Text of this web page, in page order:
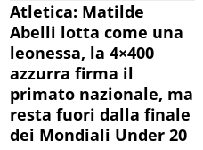
Atletica: Matilde
Abelli lotta come una
leonessa, la 4×400
azzurra firma il
primato nazionale, ma
resta fuori dalla finale
dei Mondiali Under 20